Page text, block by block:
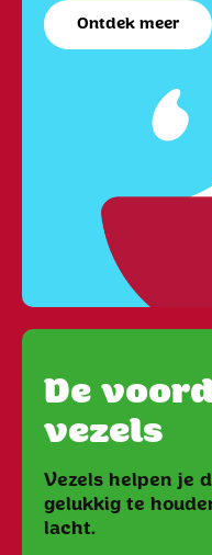
Ontdek meer
De
vezels
Vezels helpen je
gelukkig te
lacht.